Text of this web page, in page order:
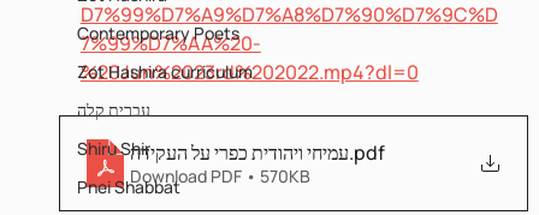
Contemporary Poets
Zot Hashira curriculum
עברית קלה
Shiru Shir
Pnei Shabbat
D7%99%D7%A9%D7%A8%D7%90%D7%9C%D
7%99%D7%AA%20-
%20Jun%2023rd%202022.mp4?dl=0
עמיחי ויהודית כפרי על העקידה.pdf
Download PDF • 570KB